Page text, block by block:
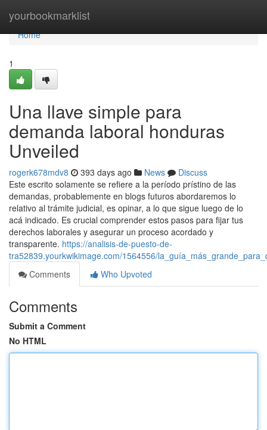
yourbookmarklist
Home
Home
1
Una llave simple para
demanda laboral honduras
Unveiled
rogerk678mdv8 393 days ago News
Discuss
Este escrito solamente se refiere a la período prístino de las
demandas, probablemente en blogs futuros abordaremos lo
relativo al trámite judicial, es opinar, a lo que sigue luego de lo
acá indicado. Es crucial comprender estos pasos para fijar tus
derechos laborales y asegurar un proceso acordado y
transparente. https://analisis-de-puesto-de-
tra52839.yourkwikimage.com/1564556/
Comments
Who Upvoted
Comments
Submit a Comment
No HTML